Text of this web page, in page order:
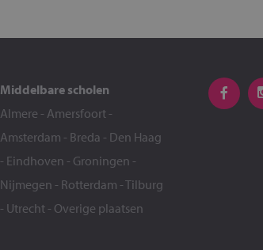
Middelbare scholen
Almere - Amersfoort -
Amsterdam - Breda - Den Haag
- Eindhoven - Groningen -
Nijmegen - Rotterdam -Tilburg
- Utrecht - Overige plaatsen